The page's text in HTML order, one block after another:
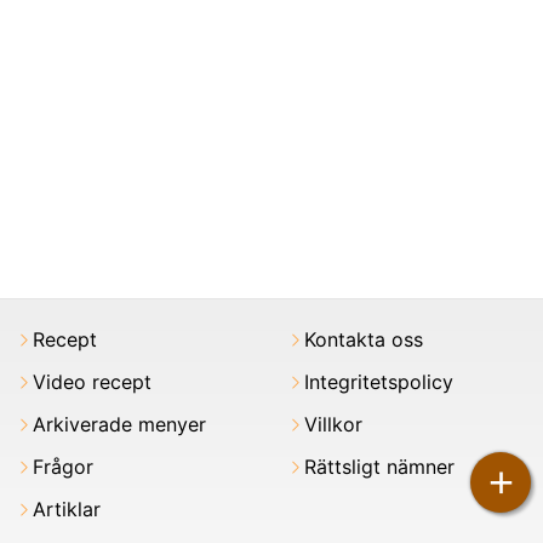
+
Recept
Video recept
Arkiverade menyer
Frågor
Artiklar
Kontakta oss
Integritetspolicy
Villkor
Rättsligt nämner